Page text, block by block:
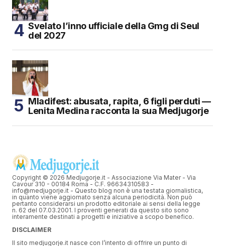
Svelato l’inno ufficiale della Gmg di Seul
del 2027
Mladifest: abusata, rapita, 6 figli perduti —
Lenita Medina racconta la sua Medjugorje
Copyright © 2026 Medjugorje.it - Associazione Via Mater - Via
Cavour 310 - 00184 Roma - C.F. 96634310583 -
info@medjugorje.it - Questo blog non è una testata giornalistica,
in quanto viene aggiornato senza alcuna periodicità. Non può
pertanto considerarsi un prodotto editoriale ai sensi della legge
n. 62 del 07.03.2001. I proventi generati da questo sito sono
interamente destinati a progetti e iniziative a scopo benefico.
DISCLAIMER
Il sito medjugorje.it nasce con l’intento di offrire un punto di